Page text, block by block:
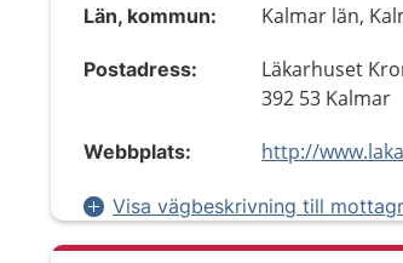
Län, kommun: Kalmar län,
Postadress:
Läkarhuset
392 53 Kalmar
Webbplats: http://
Visa vägbeskrivning till